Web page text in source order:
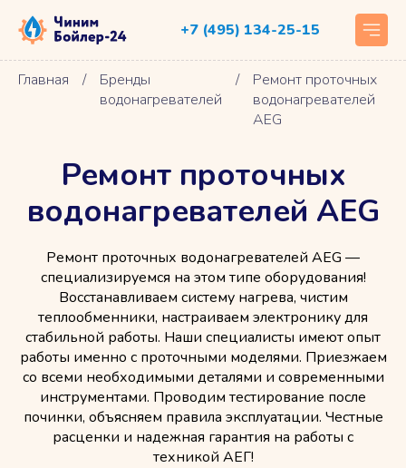
+7 (495) 134-25-15
Главная /
Бренды
водонагревателей
/
Ремонт проточных
водонагревателей
AEG
Ремонт проточных
водонагревателей AEG
Ремонт проточных водонагревателей AEG —
специализируемся на этом типе оборудования!
Восстанавливаем систему нагрева, чистим
теплообменники, настраиваем электронику для
стабильной работы. Наши специалисты имеют опыт
работы именно с проточными моделями. Приезжаем
со всеми необходимыми деталями и современными
инструментами. Проводим тестирование после
починки, объясняем правила эксплуатации. Честные
расценки и надежная гарантия на работы с
техникой АЕГ!